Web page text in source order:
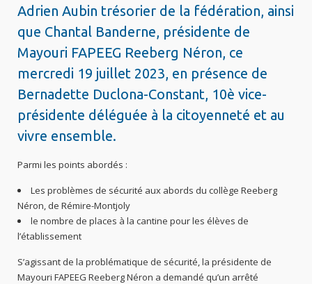
Adrien Aubin trésorier de la fédération, ainsi
que Chantal Banderne, présidente de
Mayouri FAPEEG Reeberg Néron, ce
mercredi 19 juillet 2023, en présence de
Bernadette Duclona-Constant, 10è vice-
présidente déléguée à la citoyenneté et au
vivre ensemble.
Parmi les points abordés :
Les problèmes de sécurité aux abords du collège Reeberg
Néron, de Rémire-Montjoly
le nombre de places à la cantine pour les élèves de
l’établissement
S’agissant de la problématique de sécurité, la présidente de
Mayouri FAPEEG Reeberg Néron a demandé qu’un arrêté